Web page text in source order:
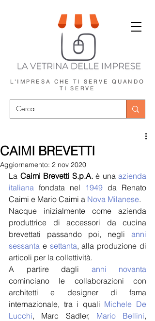
L'IMPRESA CHE TI SERVE QUANDO
TI SERVE
CAIMI BREVETTI
Aggiornamento: 2 nov 2020
La Caimi Brevetti S.p.A. è una azienda
italiana fondata nel 1949 da Renato
Caimi e Mario Caimi a Nova Milanese.
Nacque inizialmente come azienda
produttrice di accessori da cucina
brevettati passando poi, negli anni
sessanta e settanta, alla produzione di
articoli per la collettività.
A partire dagli anni novanta
cominciano le collaborazioni con
architetti e designer di fama
internazionale, tra i quali Michele De
Lucchi, Marc Sadler, Mario Bellini,